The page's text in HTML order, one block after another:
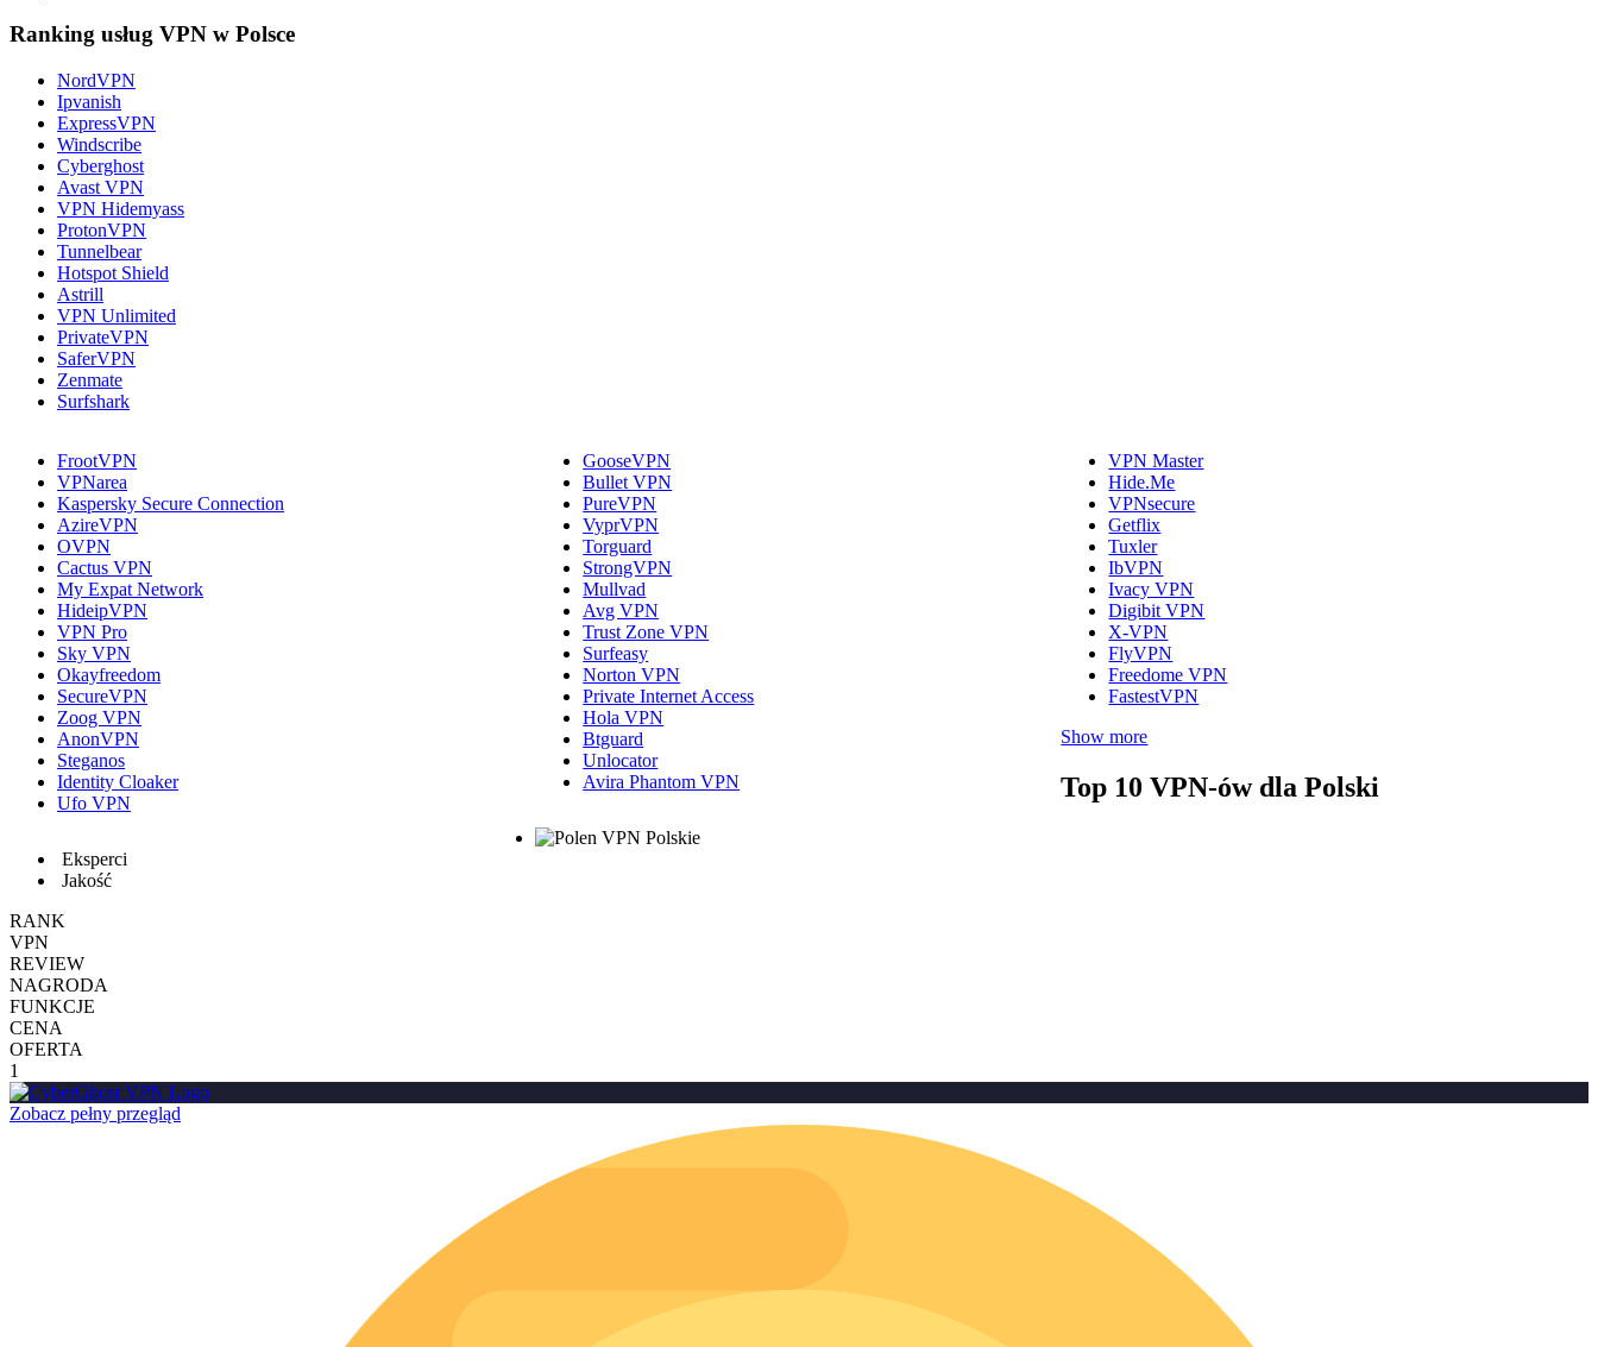
Ranking usług VPN w Polsce
NordVPN
Ipvanish
ExpressVPN
Windscribe
Cyberghost
Avast VPN
VPN Hidemyass
ProtonVPN
Tunnelbear
Hotspot Shield
Astrill
VPN Unlimited
PrivateVPN
SaferVPN
Zenmate
Surfshark
FrootVPN
VPNarea
Kaspersky Secure Connection
AzireVPN
OVPN
Cactus VPN
My Expat Network
HideipVPN
VPN Pro
Sky VPN
Okayfreedom
SecureVPN
Zoog VPN
AnonVPN
Steganos
Identity Cloaker
Ufo VPN
GooseVPN
Bullet VPN
PureVPN
VyprVPN
Torguard
StrongVPN
Mullvad
Avg VPN
Trust Zone VPN
Surfeasy
Norton VPN
Private Internet Access
Hola VPN
Btguard
Unlocator
Avira Phantom VPN
VPN Master
Hide.Me
VPNsecure
Getflix
Tuxler
IbVPN
Ivacy VPN
Digibit VPN
X-VPN
FlyVPN
Freedome VPN
FastestVPN
Show more
Top 10 VPN-ów dla Polski
Polskie
Eksperci
Jakość
RANK
VPN
REVIEW
NAGRODA
FUNKCJE
CENA
OFERTA
1
Zobacz pełny przegląd